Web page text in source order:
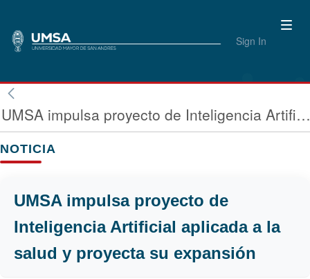
Sign In
UMSA impulsa proyecto de Inteligencia Artificial aplicada a la
NOTICIA
UMSA impulsa proyecto de
Inteligencia Artificial aplicada a la
salud y proyecta su expansión